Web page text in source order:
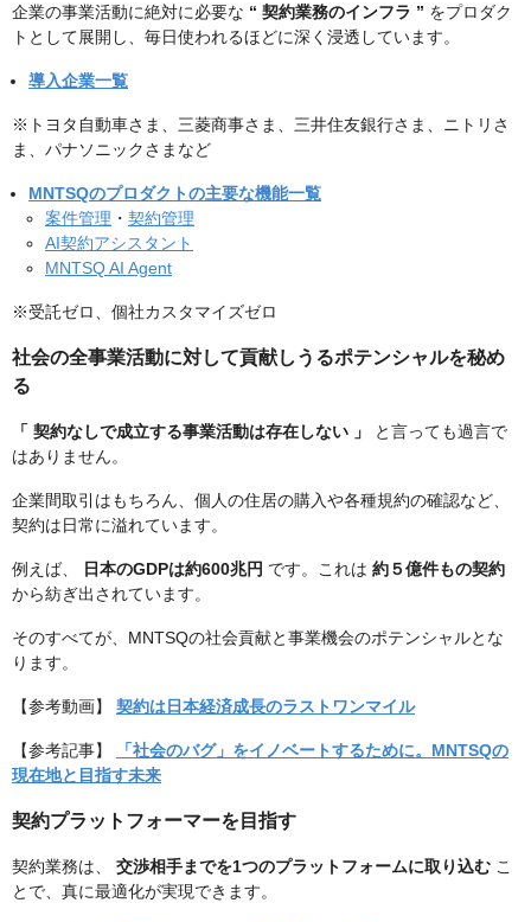
企業の事業活動に絶対に必要な “ 契約業務のインフラ ” をプロダク
トとして展開し、毎日使われるほどに深く浸透しています。
導入企業一覧
※トヨタ自動車さま、三菱商事さま、三井住友銀行さま、ニトリさ
ま、パナソニックさまなど
MNTSQのプロダクトの主要な機能一覧
案件管理 ・ 契約管理
AI契約アシスタント
MNTSQ AI Agent
※受託ゼロ、個社カスタマイズゼロ
社会の全事業活動に対して貢献しうるポテンシャルを秘め
る
「 契約なしで成立する事業活動は存在しない 」
と言っても過言で
はありません。
企業間取引はもちろん、個人の住居の購入や各種規約の確認など、
契約は日常に溢れています。
例えば、 日本のGDPは約600兆円 です。これは 約５億件もの契約
から紡ぎ出されています。
そのすべてが、MNTSQの社会貢献と事業機会のポテンシャルとな
ります。
【参考動画】 契約は日本経済成長のラストワンマイル
【参考記事】
「社会のバグ」をイノベートするために。MNTSQの
現在地と目指す未来
契約プラットフォーマーを目指す
契約業務は、 交渉相手までを1つのプラットフォームに取り込む こ
とで、真に最適化が実現できます。